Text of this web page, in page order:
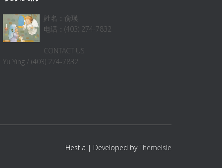
姓名：俞瑛
电话：(403) 274-7832
CONTACT US
Yu Ying / (403) 274-7832
Hestia | Developed byThemeIsle